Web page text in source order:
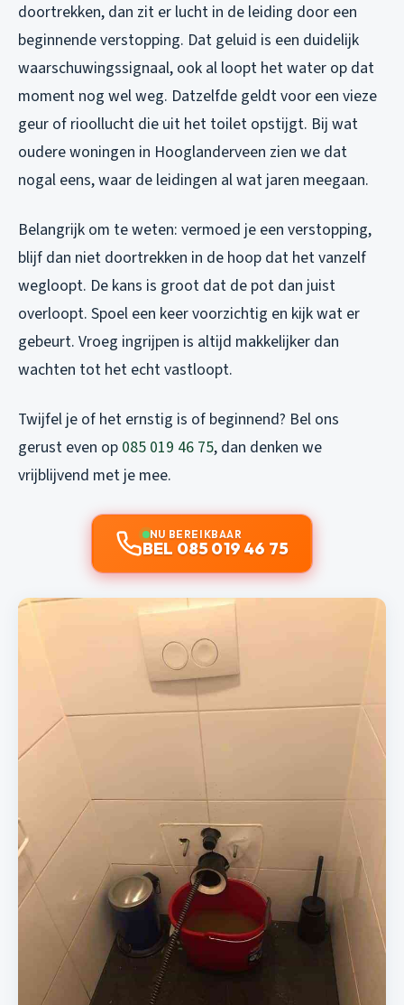
doortrekken, dan zit er lucht in de leiding door een
beginnende verstopping. Dat geluid is een duidelijk
waarschuwingssignaal, ook al loopt het water op dat
moment nog wel weg. Datzelfde geldt voor een vieze
geur of rioollucht die uit het toilet opstijgt. Bij wat
oudere woningen in Hooglanderveen zien we dat
nogal eens, waar de leidingen al wat jaren meegaan.
Belangrijk om te weten: vermoed je een verstopping,
blijf dan niet doortrekken in de hoop dat het vanzelf
wegloopt. De kans is groot dat de pot dan juist
overloopt. Spoel een keer voorzichtig en kijk wat er
gebeurt. Vroeg ingrijpen is altijd makkelijker dan
wachten tot het echt vastloopt.
Twijfel je of het ernstig is of beginnend? Bel ons
gerust even op 085 019 46 75, dan denken we
vrijblijvend met je mee.
NU BEREIKBAAR
BEL 085 019 46 75